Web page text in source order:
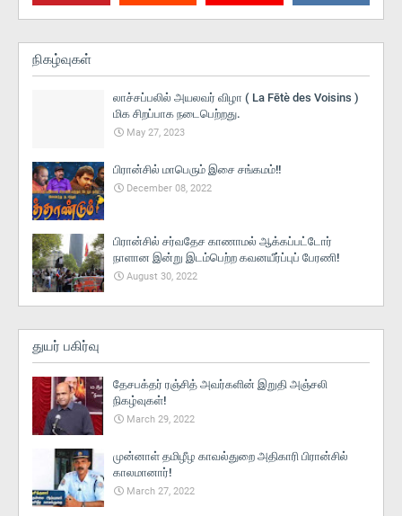
நிகழ்வுகள்
லாச்சப்பலில் அயலவர் விழா ( La Fētè des Voisins )
மிக சிறப்பாக நடைபெற்றது.
May 27, 2023
பிரான்சில் மாபெரும் இசை சங்கமம்!!
December 08, 2022
பிரான்சில் சர்வதேச காணாமல் ஆக்கப்பட்டோர்
நாளான இன்று இடம்பெற்ற கவனயீர்ப்புப் பேரணி!
August 30, 2022
துயர் பகிர்வு
தேசபக்தர் ரஞ்சித் அவர்களின் இறுதி அஞ்சலி
நிகழ்வுகள்!
March 29, 2022
முன்னாள் தமிழீழ காவல்துறை அதிகாரி பிரான்சில்
காலமானார்!
March 27, 2022